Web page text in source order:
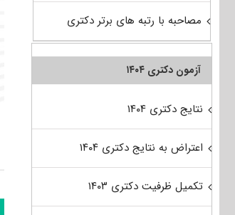
مصاحبه با رتبه های برتر دکتری
آزمون دکتری ۱۴۰۴
نتایج دکتری ۱۴۰۴
اعتراض به نتایج دکتری ۱۴۰۴
تکمیل ظرفیت دکتری ۱۴۰۳